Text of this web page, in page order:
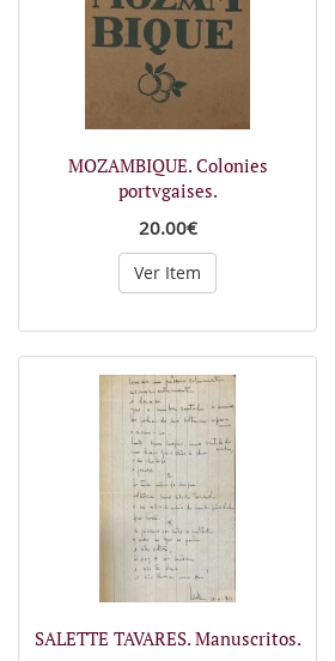
MOZAMBIQUE. Colonies
portvgaises.
20.00€
Ver Item
SALETTE TAVARES. Manuscritos.